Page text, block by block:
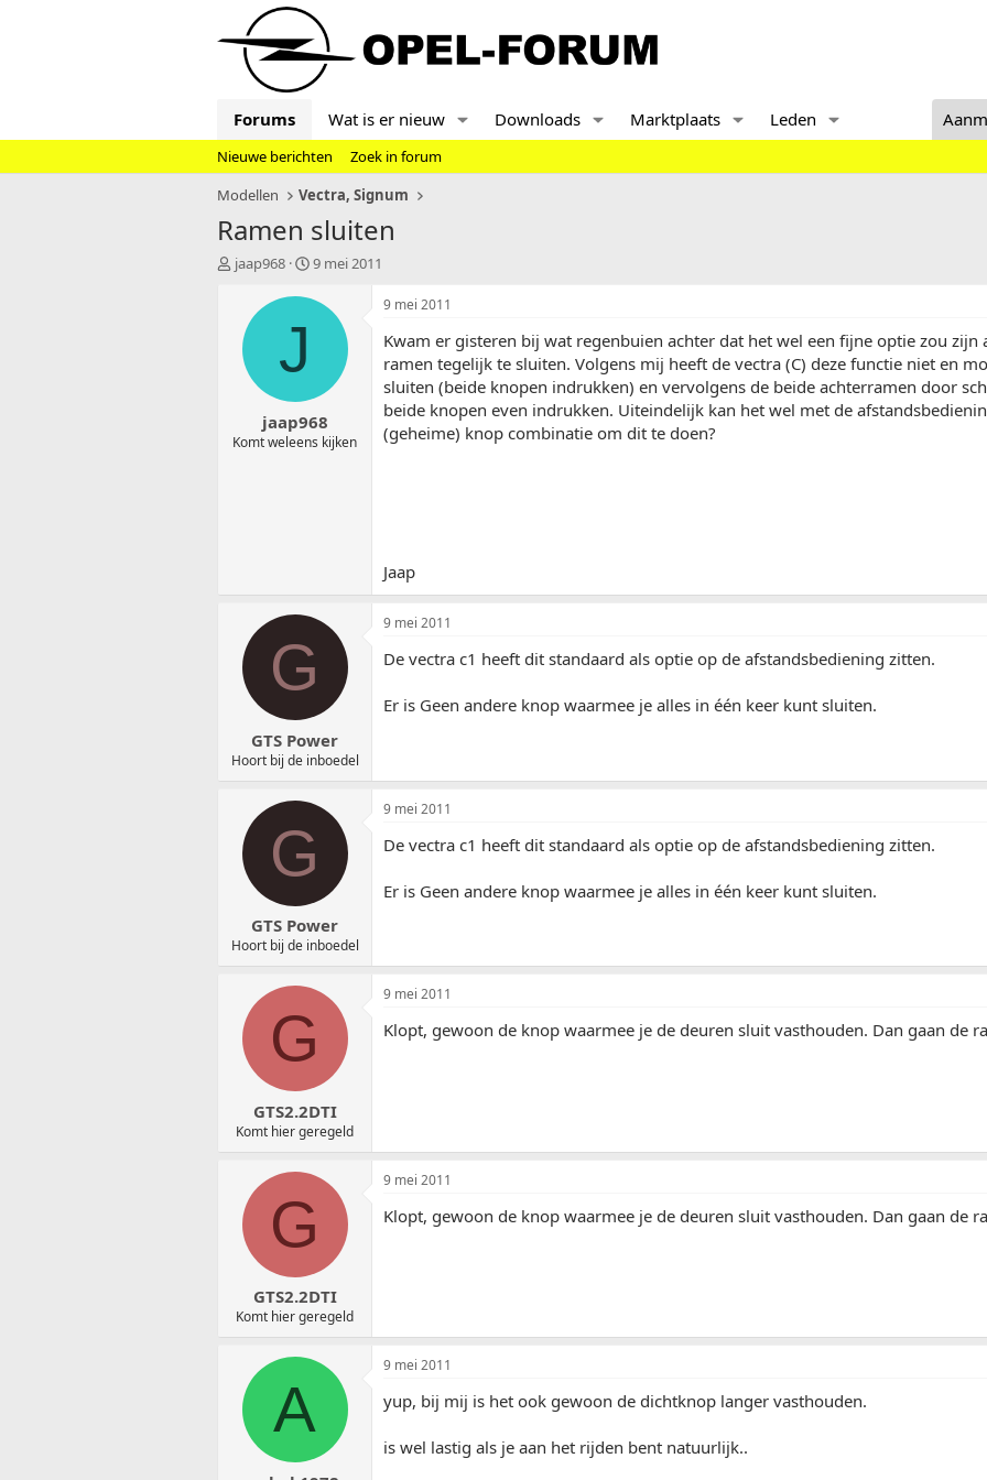
Forums Wat is er nieuw Downloads Marktplaats Leden
Nieuwe berichten
Zoek in forum
Modellen
Vectra, Signum
Ramen sluiten
T
t
jaap968
S
a
t
u
m
9 mei 2011
J
jaap968
Komt weleens kijken
9 mei 2011
Kwam er gisteren bij wat regenbuien achter dat het wel een fijne optie zou zijn
ramen tegelijk te sluiten. Volgens mij heeft de vectra (C) deze functie niet en
sluiten (beide knopen indrukken) en vervolgens de beide achterramen door
beide knopen even indrukken. Uiteindelijk kan het wel met de
(geheime) knop combinatie om dit te doen?
Jaap
G
GTS Power
Hoort bij de inboedel
9 mei 2011
De vectra c1 heeft dit standaard als optie op de afstandsbediening zitten.
Er is Geen andere knop waarmee je alles in één keer kunt sluiten.
G
GTS Power
Hoort bij de inboedel
9 mei 2011
De vectra c1 heeft dit standaard als optie op de afstandsbediening zitten.
Er is Geen andere knop waarmee je alles in één keer kunt sluiten.
G
GTS2.2DTI
Komt hier geregeld
9 mei 2011
Klopt, gewoon de knop waarmee je de deuren sluit vasthouden. Dan gaan de
G
GTS2.2DTI
Komt hier geregeld
9 mei 2011
Klopt, gewoon de knop waarmee je de deuren sluit vasthouden. Dan gaan de
A
9 mei 2011
yup, bij mij is het ook gewoon de dichtknop langer vasthouden.
is wel lastig als je aan het rijden bent natuurlijk..